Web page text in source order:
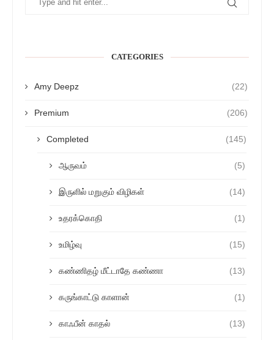
CATEGORIES
Amy Deepz (22)
Premium (206)
Completed (145)
ஆருவம் (5)
இருளில் மறுகும் விழிகள் (14)
உதரக்கொதி (1)
உமிழ்வு (15)
கண்ணிதழ் மீட்டாதே கண்ணா (13)
கருங்காட்டு காளான் (1)
காஃபீன் காதல் (13)